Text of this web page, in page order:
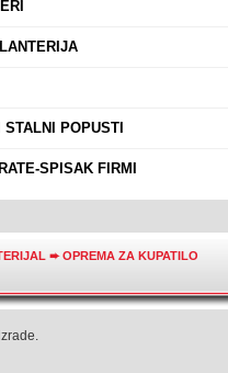
POPUSTI
SPISAK FIRMI
➨OPREMA ZA KUPATILO